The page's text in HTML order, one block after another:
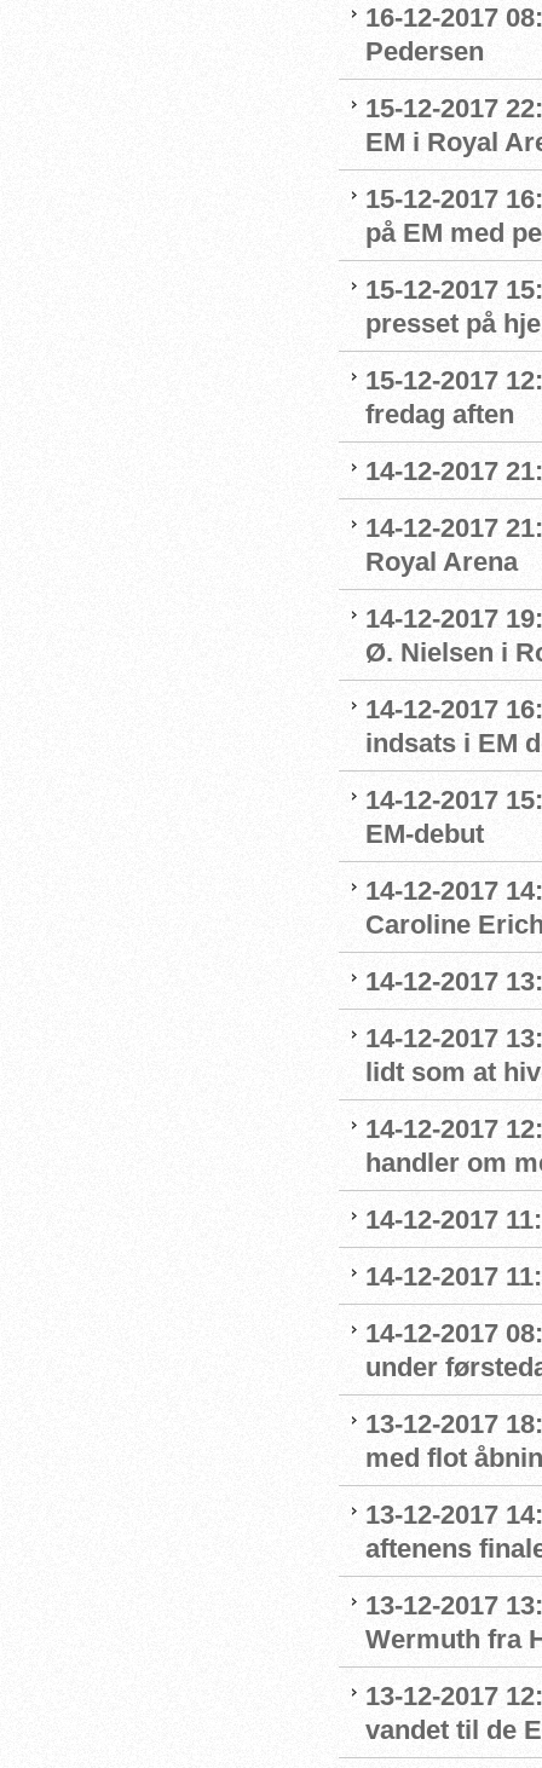
16-12-2017
Pedersen
15-12-2017
EM i Royal
15-12-2017
på EM med
15-12-2017
presset på
15-12-2017
fredag aften
14-12-2017
14-12-2017
Royal Arena
14-12-2017
Ø. Nielsen i
14-12-2017
indsats i EM
14-12-2017
EM-debut
14-12-2017
Caroline
14-12-2017
14-12-2017
lidt som at
14-12-2017
handler om
14-12-2017
14-12-2017
14-12-2017
under
13-12-2017
med flot
13-12-2017
aftenens
13-12-2017
Wermuth fra
13-12-2017
vandet til de